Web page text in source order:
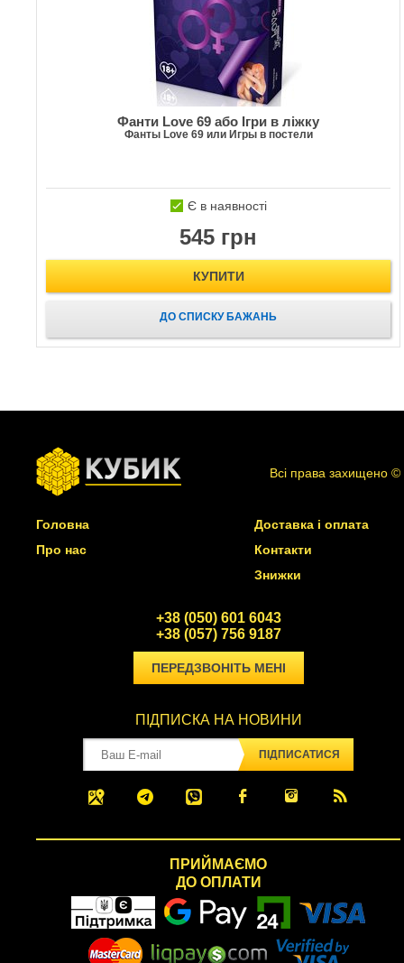
Фанти Love 69 або Ігри в ліжку
Фанты Love 69 или Игры в постели
Є в наявності
545 грн
КУПИТИ
ДО СПИСКУ БАЖАНЬ
Всі права захищено ©
Головна
Про нас
Доставка і оплата
Контакти
Знижки
+38 (050) 601 6043
+38 (057) 756 9187
ПЕРЕДЗВОНІТЬ МЕНІ
ПІДПИСКА НА НОВИНИ
ПІДПИСАТИСЯ
ПРИЙМАЄМО
ДО ОПЛАТИ